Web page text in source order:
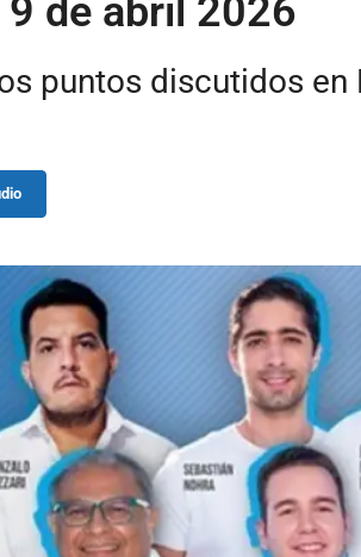
9 de abril 2026
puntos discutidos en